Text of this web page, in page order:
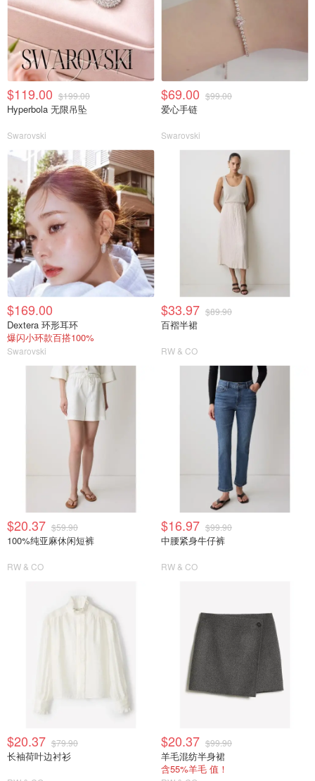
$119.00 $199.00
Hyperbola 无限吊坠
Swarovski
$69.00 $99.00
爱心手链
Swarovski
$169.00
Dextera 环形耳环
爆闪小环款百搭100%
Swarovski
$33.97 $89.90
百褶半裙
RW & CO
$20.37 $59.90
100%纯亚麻休闲短裤
RW & CO
$16.97 $99.90
中腰紧身牛仔裤
RW & CO
$20.37 $79.90
长袖荷叶边衬衫
$20.37 $99.90
羊毛混纺半身裙
含55%羊毛 值！